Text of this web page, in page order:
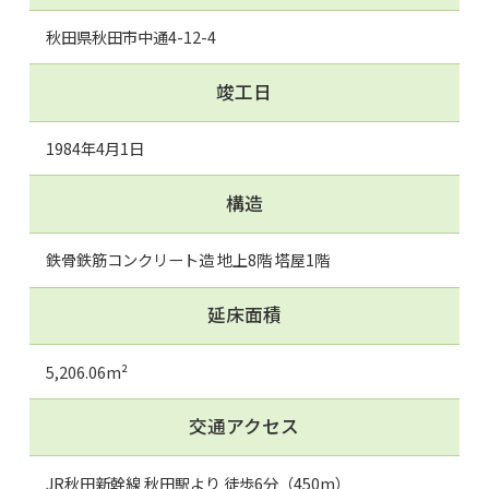
秋田県秋田市中通4-12-4
竣工日
1984年4月1日
構造
鉄骨鉄筋コンクリート造 地上8階 塔屋1階
延床面積
5,206.06m²
交通アクセス
JR秋田新幹線 秋田駅より 徒歩6分（450m）